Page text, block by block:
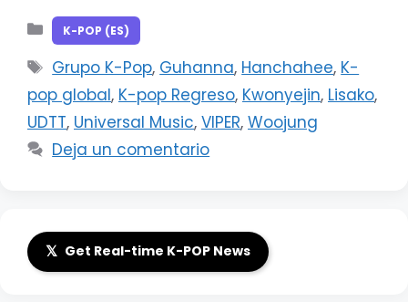
Categorías
K-POP (ES)
Etiquetas
Grupo K-Pop, Guhanna, Hanchahee, K-
pop global, K-pop Regreso, Kwonyejin, Lisako,
UDTT, Universal Music, VIPER, Woojung
Deja un comentario
𝕏 Get Real-time K-POP News